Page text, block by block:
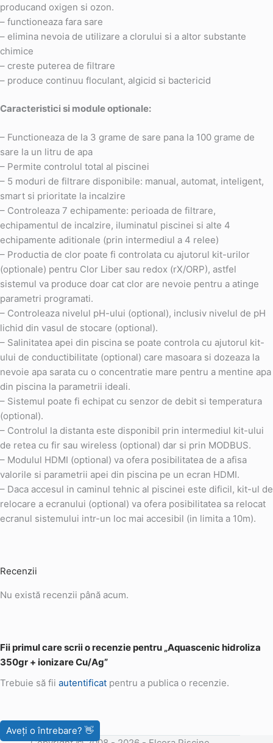
producand oxigen si ozon.
– functioneaza fara sare
– elimina nevoia de utilizare a clorului si a altor substante
chimice
– creste puterea de filtrare
– produce continuu floculant, algicid si bactericid
Caracteristici si module optionale:
– Functioneaza de la 3 grame de sare pana la 100 grame de
sare la un litru de apa
– Permite controlul total al piscinei
– 5 moduri de filtrare disponibile: manual, automat, inteligent,
smart si prioritate la incalzire
– Controleaza 7 echipamente: perioada de filtrare,
echipamentul de incalzire, iluminatul piscinei si alte 4
echipamente aditionale (prin intermediul a 4 relee)
– Productia de clor poate fi controlata cu ajutorul kit-urilor
(optionale) pentru Clor Liber sau redox (rX/ORP), astfel
sistemul va produce doar cat clor are nevoie pentru a atinge
parametri programati.
– Controleaza nivelul pH-ului (optional), inclusiv nivelul de pH
lichid din vasul de stocare (optional).
– Salinitatea apei din piscina se poate controla cu ajutorul kit-
ului de conductibilitate (optional) care masoara si dozeaza la
nevoie apa sarata cu o concentratie mare pentru a mentine apa
din piscina la parametrii ideali.
– Sistemul poate fi echipat cu senzor de debit si temperatura
(optional).
– Controlul la distanta este disponibil prin intermediul kit-ului
de retea cu fir sau wireless (optional) dar si prin MODBUS.
– Modulul HDMI (optional) va ofera posibilitatea de a afisa
valorile si parametrii apei din piscina pe un ecran HDMI.
– Daca accesul in caminul tehnic al piscinei este dificil, kit-ul de
relocare a ecranului (optional) va ofera posibilitatea sa relocat
ecranul sistemului intr-un loc mai accesibil (in limita a 10m).
Recenzii
Nu există recenzii până acum.
Fii primul care scrii o recenzie pentru „Aquascenic hidroliza
350gr + ionizare Cu/Ag”
Trebuie să fii autentificat pentru a publica o recenzie.